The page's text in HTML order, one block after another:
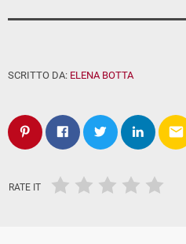
SCRITTO DA: ELENA BOTTA
email
RATE IT